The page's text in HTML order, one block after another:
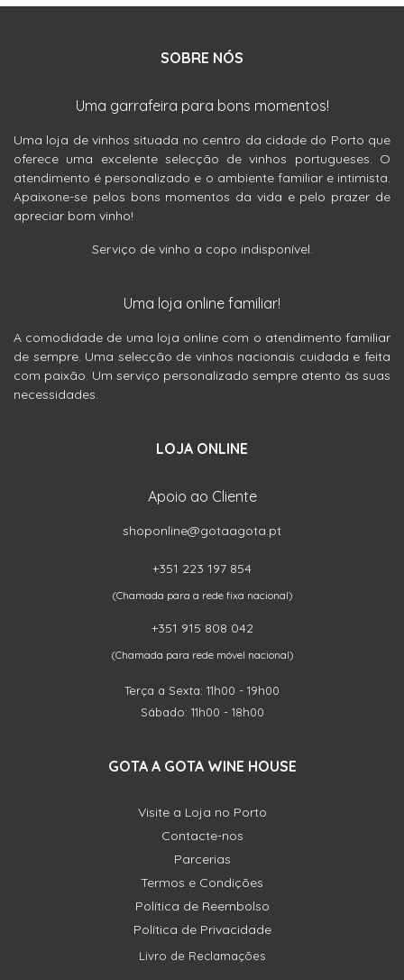
SOBRE NÓS
Uma garrafeira para bons momentos!
Uma loja de vinhos situada no centro da cidade do Porto que
oferece uma excelente selecção de vinhos portugueses. O
atendimento é personalizado e o ambiente familiar e intimista.
Apaixone-se pelos bons momentos da vida e pelo prazer de
apreciar bom vinho!
Serviço de vinho a copo indisponível.
Uma loja online familiar!
A comodidade de uma loja online com o atendimento familiar
de sempre. Uma selecção de vinhos nacionais cuidada e feita
com paixão. Um serviço personalizado sempre atento às suas
necessidades.
LOJA ONLINE
Apoio ao Cliente
shoponline@gotaagota.pt
+351 223 197 854
(Chamada para a rede fixa nacional)
+351 915 808 042
(Chamada para rede móvel nacional)
Terça a Sexta: 11h00 - 19h00
Sábado: 11h00 - 18h00
GOTA A GOTA WINE HOUSE
Visite a Loja no Porto
Contacte-nos
Parcerias
Termos e Condições
Política de Reembolso
Política de Privacidade
Livro de Reclamações